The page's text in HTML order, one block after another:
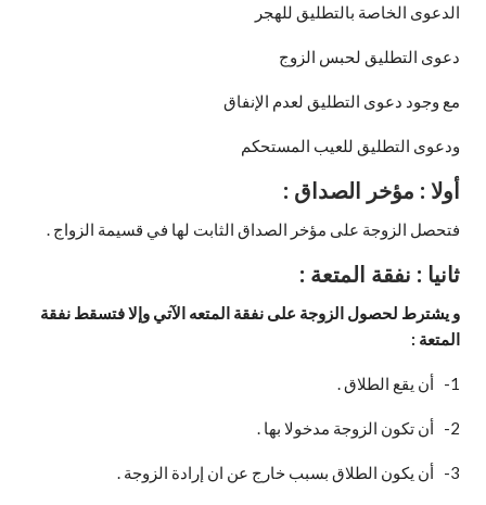
الدعوى الخاصة بالتطليق للهجر
دعوى التطليق لحبس الزوج
مع وجود دعوى التطليق لعدم الإنفاق
ودعوى التطليق للعيب المستحكم
أولا : مؤخر الصداق :
فتحصل الزوجة على مؤخر الصداق الثابت لها في قسيمة الزواج .
ثانيا : نفقة المتعة :
و يشترط لحصول الزوجة على نفقة المتعه الآتي وإلا فتسقط نفقة
المتعة :
1- أن يقع الطلاق .
2- أن تكون الزوجة مدخولا بها .
3- أن يكون الطلاق بسبب خارج عن ان إرادة الزوجة .